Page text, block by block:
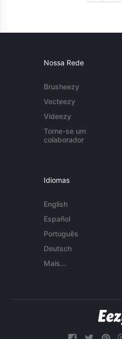
Nossa Rede
Brusheezy
Vecteezy
Videezy
Torne-se um
colaborador
Idiomas
English
Español
Português
Deutsch
Mais...